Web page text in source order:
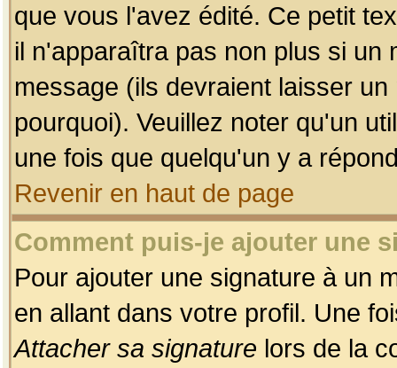
que vous l'avez édité. Ce petit
il n'apparaîtra pas non plus si un
message (ils devraient laisser
pourquoi). Veuillez noter qu'un
une fois que quelqu'un y a
Revenir en haut de page
Comment puis-je ajouter une
Pour ajouter une signature à un
en allant dans votre profil. Une
Attacher sa signature lors de la